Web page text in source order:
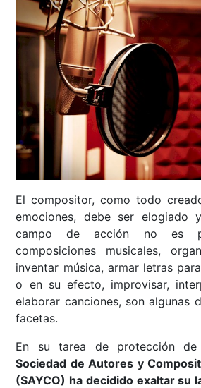
El compositor, como todo
emociones, debe ser elogiado
campo de acción no es
composiciones musicales,
inventar música, armar letras
o en su efecto, improvisar,
elaborar canciones, son algunas
facetas.
En su tarea de protección de
Sociedad de Autores y
(SAYCO) ha decidido exaltar su